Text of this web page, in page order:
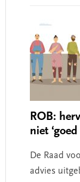
ROB:
niet ‘goed
De Raad
advies